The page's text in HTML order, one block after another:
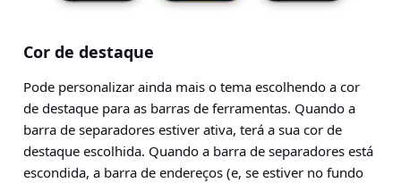
Cor de destaque
Pode personalizar ainda mais o tema escolhendo a cor
de destaque para as barras de ferramentas. Quando a
barra de separadores estiver ativa, terá a sua cor de
destaque escolhida. Quando a barra de separadores está
escondida, a barra de endereços (e, se estiver no fundo